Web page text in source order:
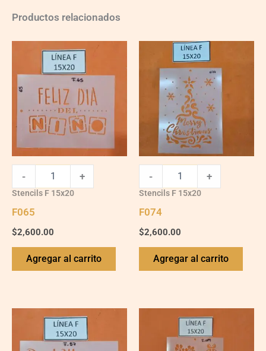
Productos relacionados
- +
Stencils F 15x20
F065
$2,600.00
Agregar al carrito
- +
Stencils F 15x20
F074
$2,600.00
Agregar al carrito